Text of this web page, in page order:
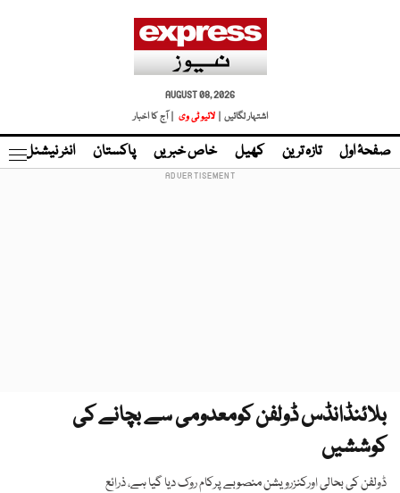
AUGUST 08, 2026
اشتہار لگائیں |
لائیو ٹی وی | آج کا اخبار
صفحۂ اول تازہ ترین کھیل خاص خبریں پاکستان انٹر نیشنل
بلائنڈانڈس ڈولفن کومعدومی سے بچانے کی
کوششیں
ڈولفن کی بحالی اورکنزرویشن منصوبے پرکام روک دیا گیا ہے، ذرائع